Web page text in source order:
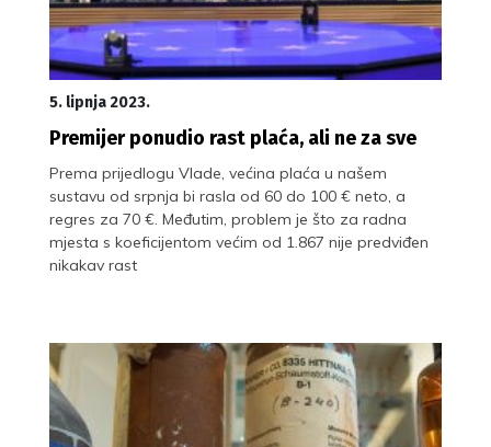
5. lipnja 2023.
Premijer ponudio rast plaća, ali ne za sve
Prema prijedlogu Vlade, većina plaća u našem
sustavu od srpnja bi rasla od 60 do 100 € neto, a
regres za 70 €. Međutim, problem je što za radna
mjesta s koeficijentom većim od 1.867 nije predviđen
nikakav rast